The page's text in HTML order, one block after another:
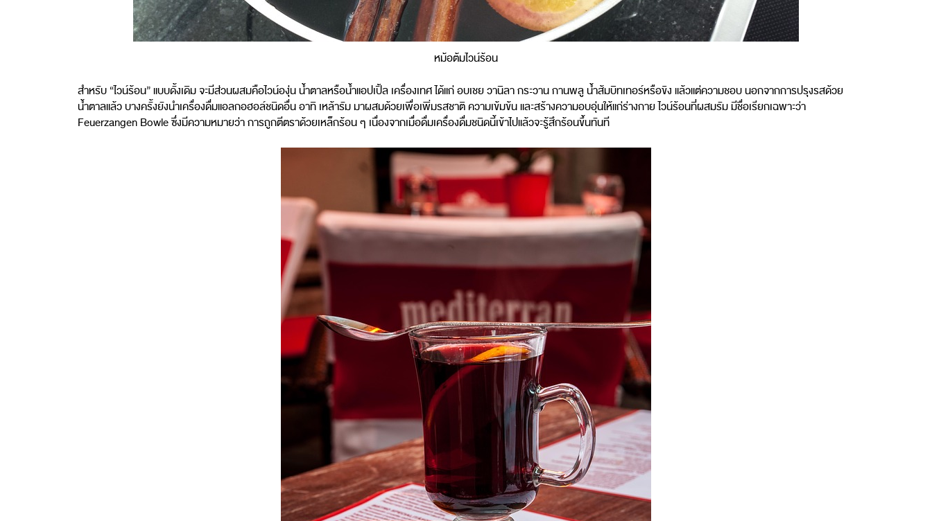
หม้อต้มไวน์ร้อน
สำหรับ “ไวน์ร้อน” แบบดั้งเดิม จะมีส่วนผสมคือไวน์องุ่น น้ำตาลหรือน้ำแอปเปิ้ล เครื่องเทศ ได้แก่ อบเชย วานิลา กระวาน กานพลู น้ำส้มบิทเทอร์หรือขิง แล้วแต่ความชอบ นอกจากการปรุงรสด้วย
น้ำตาลแล้ว บางครั้งยังนำเครื่องดื่มแอลกอฮอล์ชนิดอื่น อาทิ เหล้ารัม มาผสมด้วยเพื่อเพิ่มรสชาติ ความเข้มข้น และสร้างความอบอุ่นให้แก่ร่างกาย ไวน์ร้อนที่ผสมรัม มีชื่อเรียกเฉพาะว่า
Feuerzangen Bowle ซึ่งมีความหมายว่า การถูกตีตราด้วยเหล็กร้อน ๆ เนื่องจากเมื่อดื่มเครื่องดื่มชนิดนี้เข้าไปแล้วจะรู้สึกร้อนขึ้นทันที